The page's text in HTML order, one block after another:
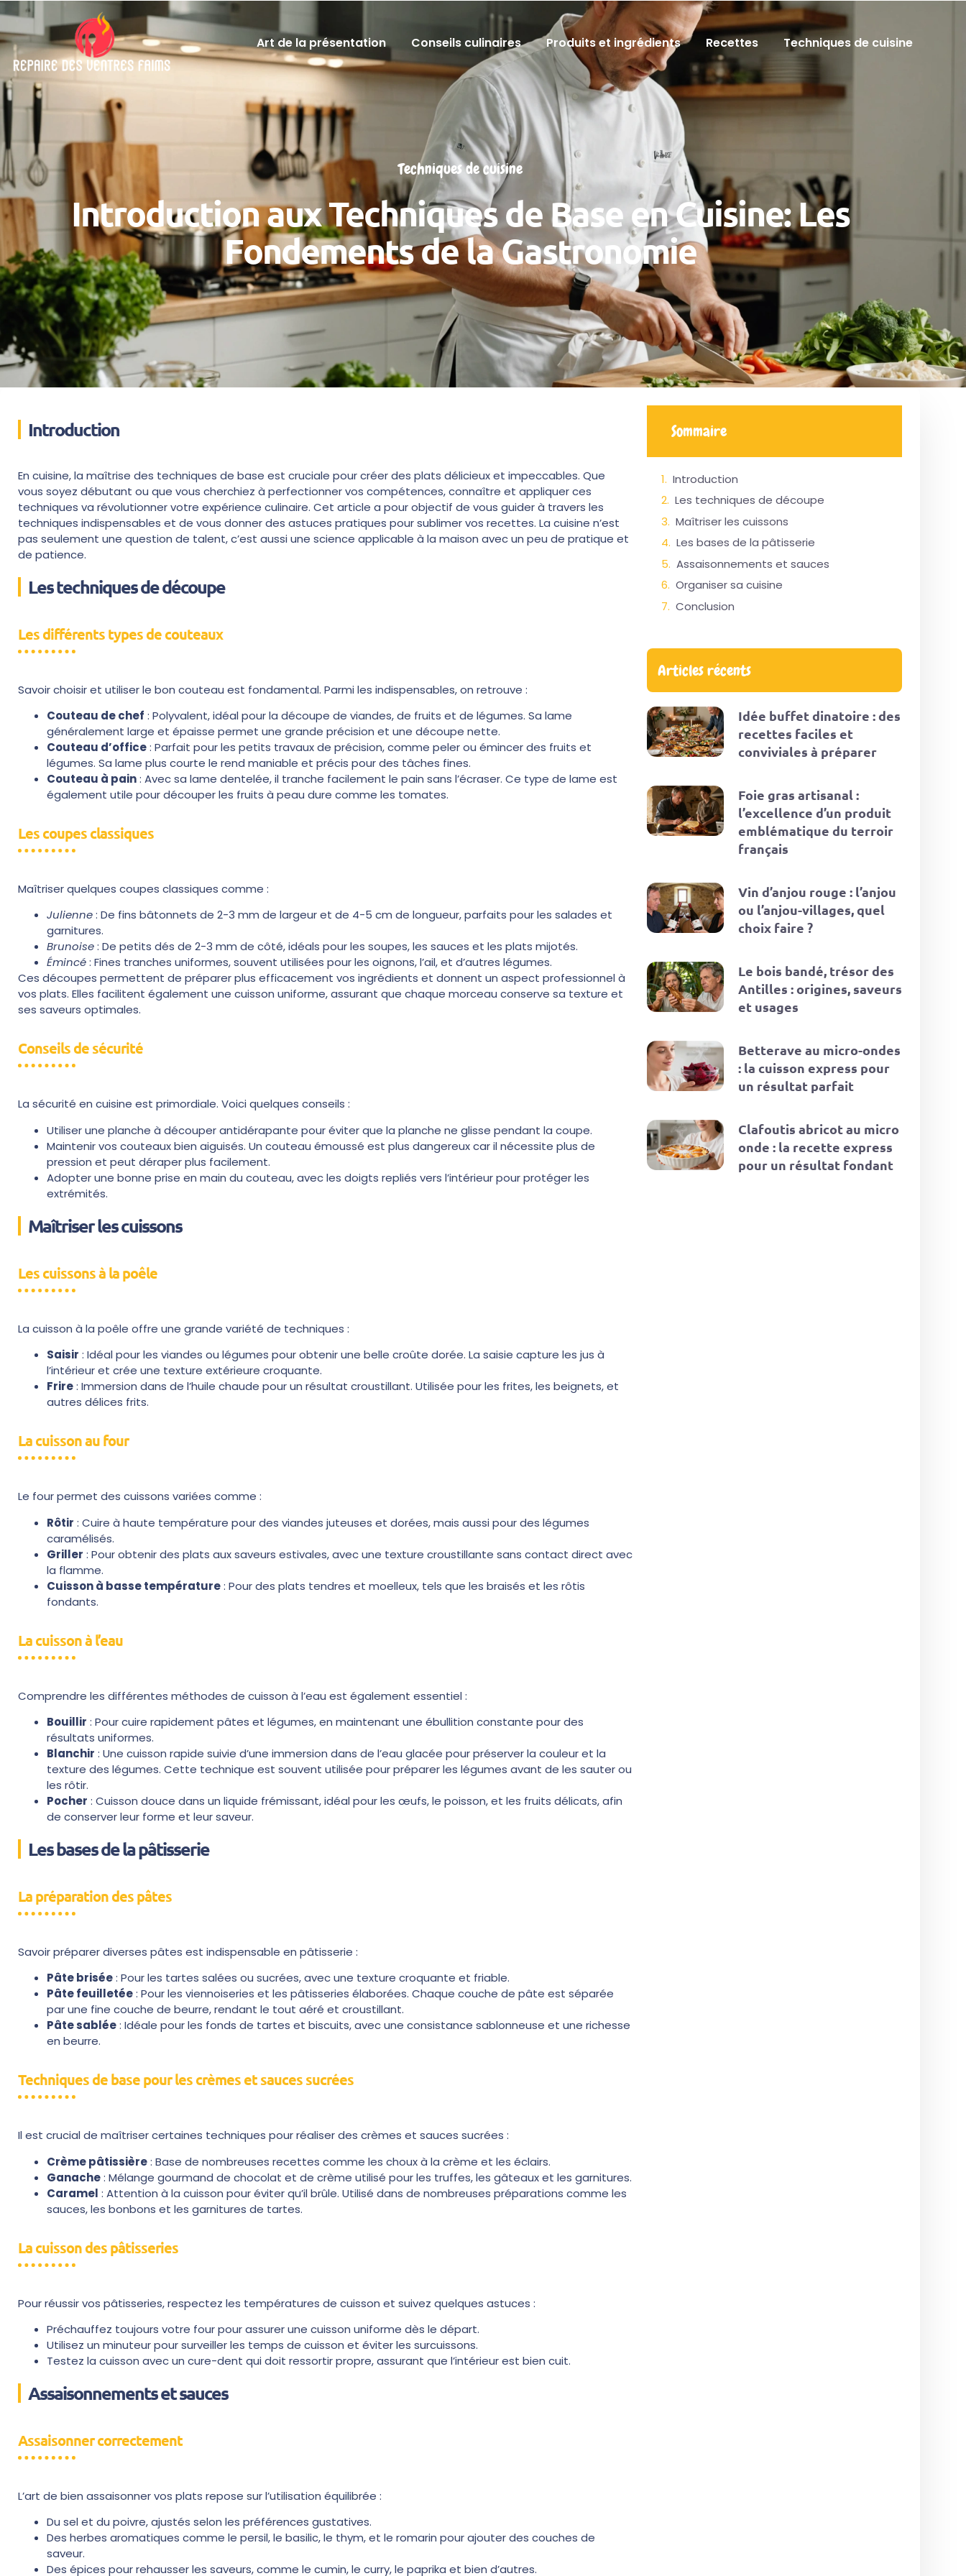
Art de la présentation Conseils culinaires Produits et ingrédients Recettes Techniques de cuisine
Techniques de cuisine
Introduction aux Techniques de Base en Cuisine: Les
Fondements de la Gastronomie
Introduction
En cuisine, la maîtrise des techniques de base est cruciale pour créer des plats délicieux et impeccables. Que
vous soyez débutant ou que vous cherchiez à perfectionner vos compétences, connaître et appliquer ces
techniques va révolutionner votre expérience culinaire. Cet article a pour objectif de vous guider à travers les
techniques indispensables et de vous donner des astuces pratiques pour sublimer vos recettes. La cuisine n’est
pas seulement une question de talent, c’est aussi une science applicable à la maison avec un peu de pratique et
de patience.
Les techniques de découpe
Les différents types de couteaux
Savoir choisir et utiliser le bon couteau est fondamental. Parmi les indispensables, on retrouve :
Couteau de chef : Polyvalent, idéal pour la découpe de viandes, de fruits et de légumes. Sa lame
généralement large et épaisse permet une grande précision et une découpe nette.
Couteau d’office: Parfait pour les petits travaux de précision, comme peler ou émincer des fruits et
légumes. Sa lame plus courte le rend maniable et précis pour des tâches fines.
Couteau à pain: Avec sa lame dentelée, il tranche facilement le pain sans l’écraser. Ce type de lame est
également utile pour découper les fruits à peau dure comme les tomates.
Les coupes classiques
Maîtriser quelques coupes classiques comme :
Julienne: De fins bâtonnets de 2-3 mm de largeur et de 4-5 cm de longueur, parfaits pour les salades et
garnitures.
Brunoise: De petits dés de 2-3 mm de côté, idéals pour les soupes, les sauces et les plats mijotés.
Émincé: Fines tranches uniformes, souvent utilisées pour les oignons, l’ail, et d’autres légumes.
Ces découpes permettent de préparer plus efficacement vos ingrédients et donnent un aspect professionnel à
vos plats. Elles facilitent également une cuisson uniforme, assurant que chaque morceau conserve sa texture et
ses saveurs optimales.
Conseils de sécurité
La sécurité en cuisine est primordiale. Voici quelques conseils :
Utiliser une planche à découper antidérapante pour éviter que la planche ne glisse pendant la coupe.
Maintenir vos couteaux bien aiguisés. Un couteau émoussé est plus dangereux car il nécessite plus de
pression et peut déraper plus facilement.
Adopter une bonne prise en main du couteau, avec les doigts repliés vers l’intérieur pour protéger les
extrémités.
Maîtriser les cuissons
Les cuissons à la poêle
La cuisson à la poêle offre une grande variété de techniques :
Saisir : Idéal pour les viandes ou légumes pour obtenir une belle croûte dorée. La saisie capture les jus à
l’intérieur et crée une texture extérieure croquante.
Frire: Immersion dans de l’huile chaude pour un résultat croustillant. Utilisée pour les frites, les beignets, et
autres délices frits.
La cuisson au four
Le four permet des cuissons variées comme :
Rôtir : Cuire à haute température pour des viandes juteuses et dorées, mais aussi pour des légumes
caramélisés.
Griller : Pour obtenir des plats aux saveurs estivales, avec une texture croustillante sans contact direct avec
la flamme.
Cuisson à basse température: Pour des plats tendres et moelleux, tels que les braisés et les rôtis
fondants.
La cuisson à l’eau
Comprendre les différentes méthodes de cuisson à l’eau est également essentiel :
Bouillir : Pour cuire rapidement pâtes et légumes, en maintenant une ébullition constante pour des
résultats uniformes.
Blanchir : Une cuisson rapide suivie d’une immersion dans de l’eau glacée pour préserver la couleur et la
texture des légumes. Cette technique est souvent utilisée pour préparer les légumes avant de les sauter ou
les rôtir.
Pocher : Cuisson douce dans un liquide frémissant, idéal pour les œufs, le poisson, et les fruits délicats, afin
de conserver leur forme et leur saveur.
Les bases de la pâtisserie
La préparation des pâtes
Savoir préparer diverses pâtes est indispensable en pâtisserie :
Pâte brisée: Pour les tartes salées ou sucrées, avec une texture croquante et friable.
Pâte feuilletée: Pour les viennoiseries et les pâtisseries élaborées. Chaque couche de pâte est séparée
par une fine couche de beurre, rendant le tout aéré et croustillant.
Pâte sablée: Idéale pour les fonds de tartes et biscuits, avec une consistance sablonneuse et une richesse
en beurre.
Techniques de base pour les crèmes et sauces sucrées
Il est crucial de maîtriser certaines techniques pour réaliser des crèmes et sauces sucrées :
Crème pâtissière: Base de nombreuses recettes comme les choux à la crème et les éclairs.
Ganache: Mélange gourmand de chocolat et de crème utilisé pour les truffes, les gâteaux et les garnitures.
Caramel : Attention à la cuisson pour éviter qu’il brûle. Utilisé dans de nombreuses préparations comme les
sauces, les bonbons et les garnitures de tartes.
La cuisson des pâtisseries
Pour réussir vos pâtisseries, respectez les températures de cuisson et suivez quelques astuces :
Préchauffez toujours votre four pour assurer une cuisson uniforme dès le départ.
Utilisez un minuteur pour surveiller les temps de cuisson et éviter les surcuissons.
Testez la cuisson avec un cure-dent qui doit ressortir propre, assurant que l’intérieur est bien cuit.
Assaisonnements et sauces
Assaisonner correctement
L’art de bien assaisonner vos plats repose sur l’utilisation équilibrée :
Du sel et du poivre, ajustés selon les préférences gustatives.
Des herbes aromatiques comme le persil, le basilic, le thym, et le romarin pour ajouter des couches de
saveur.
Des épices pour rehausser les saveurs, comme le cumin, le curry, le paprika et bien d’autres.
Sommaire
Introduction
Les techniques de découpe
Maîtriser les cuissons
Les bases de la pâtisserie
Assaisonnements et sauces
Organiser sa cuisine
Conclusion
Articles récents
Idée buffet dinatoire : des
recettes faciles et
conviviales à préparer
Foie gras artisanal :
l’excellence d’un produit
emblématique du terroir
français
Vin d’anjou rouge : l’anjou
ou l’anjou-villages, quel
choix faire ?
Le bois bandé, trésor des
Antilles : origines, saveurs
et usages
Betterave au micro-ondes
: la cuisson express pour
un résultat parfait
Clafoutis abricot au micro
onde : la recette express
pour un résultat fondant